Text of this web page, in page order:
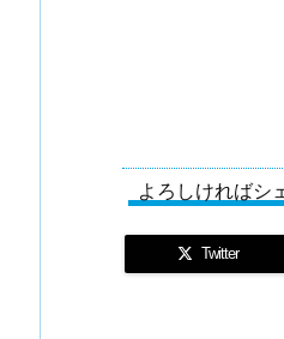
よろしければシ
Twitter